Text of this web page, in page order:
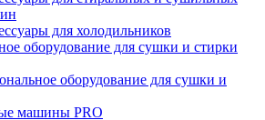
для холодильников
оборудование для сушки и стирки
оборудование для сушки и
машины PRO